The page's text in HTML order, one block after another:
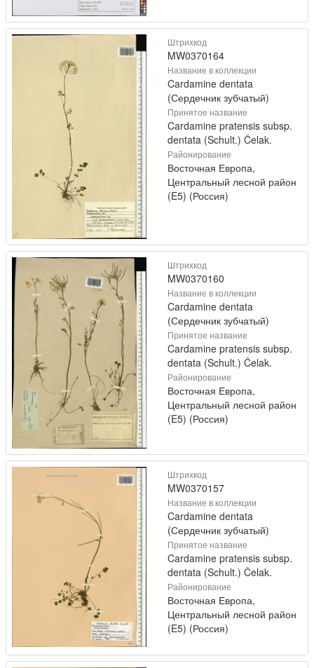
Штрихкод
MW0370164
Название в коллекции
Cardamine dentata
(Сердечник зубчатый)
Принятое название
Cardamine pratensis subsp.
dentata (Schult.) Čelak.
Районирование
Восточная Европа,
Центральный лесной район
(E5) (Россия)
Штрихкод
MW0370160
Название в коллекции
Cardamine dentata
(Сердечник зубчатый)
Принятое название
Cardamine pratensis subsp.
dentata (Schult.) Čelak.
Районирование
Восточная Европа,
Центральный лесной район
(E5) (Россия)
Штрихкод
MW0370157
Название в коллекции
Cardamine dentata
(Сердечник зубчатый)
Принятое название
Cardamine pratensis subsp.
dentata (Schult.) Čelak.
Районирование
Восточная Европа,
Центральный лесной район
(E5) (Россия)